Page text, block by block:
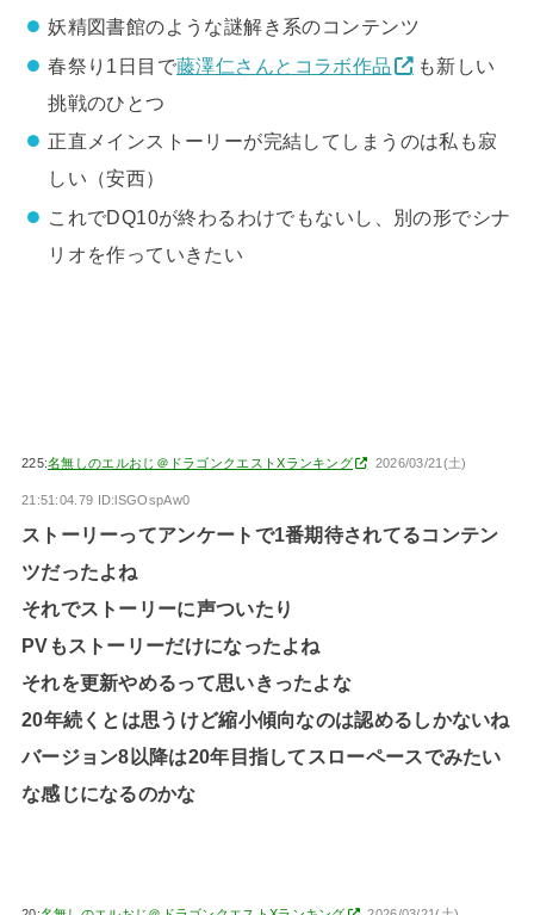
妖精図書館のような謎解き系のコンテンツ
春祭り1日目で藤澤仁さんとコラボ作品
も新しい
挑戦のひとつ
正直メインストーリーが完結してしまうのは私も寂
しい（安西）
これでDQ10が終わるわけでもないし、別の形でシナ
リオを作っていきたい
225:名無しのエルおじ＠ドラゴンクエストXランキング 2026/03/21(土)
21:51:04.79 ID:lSGOspAw0
ストーリーってアンケートで1番期待されてるコンテン
ツだったよね
それでストーリーに声ついたり
PVもストーリーだけになったよね
それを更新やめるって思いきったよな
20年続くとは思うけど縮小傾向なのは認めるしかないね
バージョン8以降は20年目指してスローペースでみたい
な感じになるのかな